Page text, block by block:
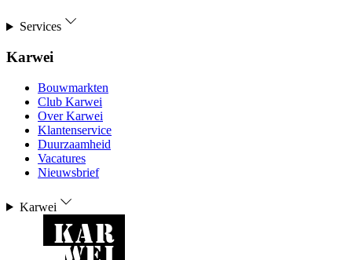
Services
Karwei
Bouwmarkten
Club Karwei
Over Karwei
Klantenservice
Duurzaamheid
Vacatures
Nieuwsbrief
Karwei